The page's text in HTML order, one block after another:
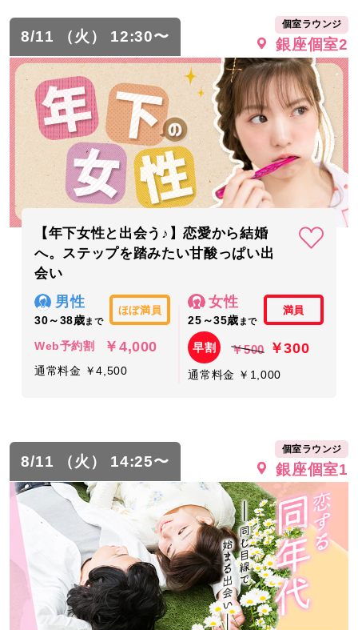
8/11 （火） 12:30〜
個室ラウンジ
銀座個室2
【年下女性と出会う♪】恋愛から結婚
へ。ステップを踏みたい甘酸っぱい出
会い
男性
30～38歳まで
ほぼ満員
Web予約割 ￥4,000
通常料金 ￥4,500
女性
25～35歳 まで
満員
早割 ￥500 ￥300
通常料金 ￥1,000
8/11 （火） 14:25〜
個室ラウンジ
銀座個室1